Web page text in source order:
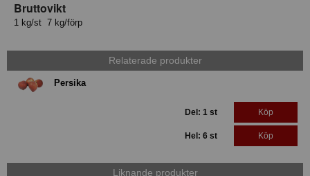
Bruttovikt
1 kg/st 7 kg/förp
Relaterade produkter
Persika
Del: 1 st Köp
Hel: 6 st Köp
Liknande produkter